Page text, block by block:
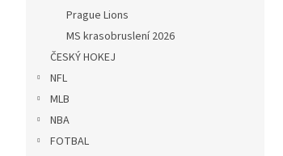
Prague Lions
MS krasobruslení 2026
ČESKÝ HOKEJ
NFL
MLB
NBA
FOTBAL